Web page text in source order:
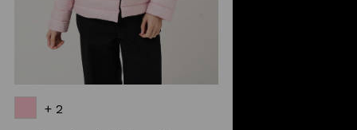
+ 2